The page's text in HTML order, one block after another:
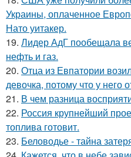
Украины, оплаченное
Нато уитакер.
19. Лидер АдГ пообещала
нефть и газ.
20. Отца из Евпатории
девочка, потому что у него
21. В чем разница
22. Россия крупнейший
топлива готовит.
23. Беловодье - тайна